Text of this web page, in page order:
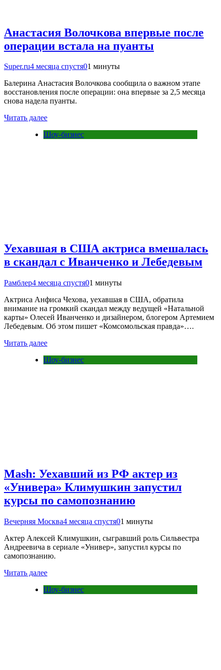
Анастасия Волочкова впервые после
операции встала на пуанты
Super.ru4 месяца спустя01 минуты
Балерина Анастасия Волочкова сообщила о важном этапе
восстановления после операции: она впервые за 2,5 месяца
снова надела пуанты.
Читать далее
Шоу-бизнес
Уехавшая в США актриса вмешалась
в скандал с Иванченко и Лебедевым
Рамблер4 месяца спустя01 минуты
Актриса Анфиса Чехова, уехавшая в США, обратила
внимание на громкий скандал между ведущей «Натальной
карты» Олесей Иванченко и дизайнером, блогером Артемием
Лебедевым. Об этом пишет «Комсомольская правда»….
Читать далее
Шоу-бизнес
Mash: Уехавший из РФ актер из
«Универа» Климушкин запустил
курсы по самопознанию
Вечерняя Москва4 месяца спустя01 минуты
Актер Алексей Климушкин, сыгравший роль Сильвестра
Андреевича в сериале «Универ», запустил курсы по
самопознанию.
Читать далее
Шоу-бизнес